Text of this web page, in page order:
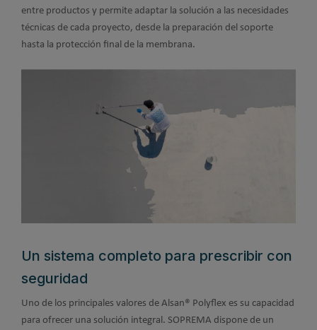
entre productos y permite adaptar la solución a las necesidades
técnicas de cada proyecto, desde la preparación del soporte
hasta la protección final de la membrana.
Un sistema completo para prescribir con
seguridad
Uno de los principales valores de Alsan® Polyflex es su capacidad
para ofrecer una solución integral. SOPREMA dispone de un